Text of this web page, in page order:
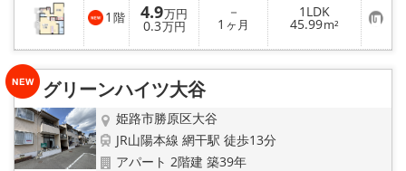
☆敷金·礼金0円物件☆
路線·駅から探す
地域から探す
地図から探す
1 階 4.9万円
0.3万円
－
1 ヶ月
1LDK
45.99m² お
気
に
り
グリーンハイツ大谷
姫路市勝原区大谷
JR山陽本線 網干駅 徒歩13分
アパート 2階建 築39年